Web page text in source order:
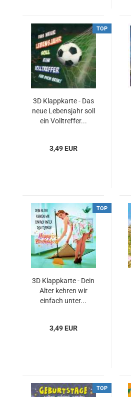
TOP
3D Klappkarte - Das
neue Lebensjahr soll
ein Volltreffer...
3,49 EUR
TOP
3D Klappkarte - Dein
Alter kehren wir
einfach unter...
3,49 EUR
TOP